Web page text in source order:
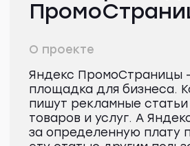
Зачем брендам
размещать рекламу
в ПромоСтраницах:
преимущества
и кейсы